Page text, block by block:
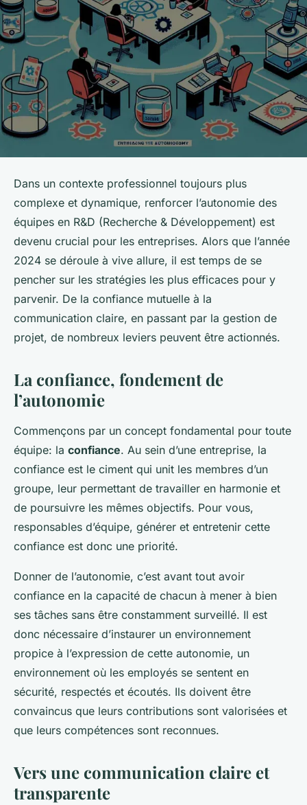
Dans un contexte professionnel toujours plus
complexe et dynamique, renforcer l’autonomie des
équipes en R&D (Recherche & Développement) est
devenu crucial pour les entreprises. Alors que l’année
2024 se déroule à vive allure, il est temps de se
pencher sur les stratégies les plus efficaces pour y
parvenir. De la confiance mutuelle à la
communication claire, en passant par la gestion de
projet, de nombreux leviers peuvent être actionnés.
La confiance, fondement de
l’autonomie
Commençons par un concept fondamental pour toute
équipe: la confiance. Au sein d’une entreprise, la
confiance est le ciment qui unit les membres d’un
groupe, leur permettant de travailler en harmonie et
de poursuivre les mêmes objectifs. Pour vous,
responsables d’équipe, générer et entretenir cette
confiance est donc une priorité.
Donner de l’autonomie, c’est avant tout avoir
confiance en la capacité de chacun à mener à bien
ses tâches sans être constamment surveillé. Il est
donc nécessaire d’instaurer un environnement
propice à l’expression de cette autonomie, un
environnement où les employés se sentent en
sécurité, respectés et écoutés. Ils doivent être
convaincus que leurs contributions sont valorisées et
que leurs compétences sont reconnues.
Vers une communication claire et
transparente